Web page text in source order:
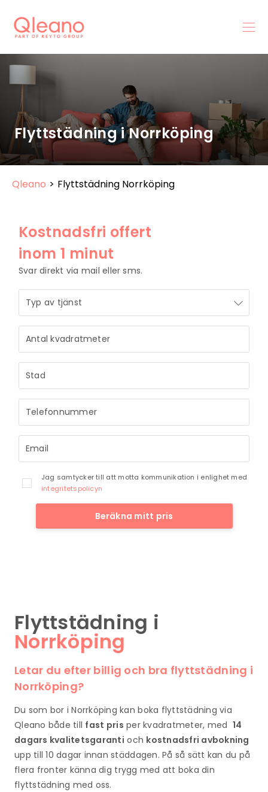
Flyttstädning i Norrköping
Qleano > Flyttstädning Norrköping
Kostnadsfri offert
inom 1 minut
Svar direkt via mail eller sms.
Jag samtycker till att motta kommunikation i enlighet med
integritetspolicyn
Beräkna mitt pris
Flyttstädning i
Norrköping
Letar du efter billig och bra flyttstädning i
Norrköping?
Du som bor i Norrköping kan boka flyttstädning via
Qleano både till fast pris per kvadratmeter, med14
dagars kvalitetsgaranti och kostnadsfri avbokning
upp till 10 dagar innan städdagen. På så sätt kan du på
flera fronter känna dig trygg med att boka din
flyttstädning med oss.